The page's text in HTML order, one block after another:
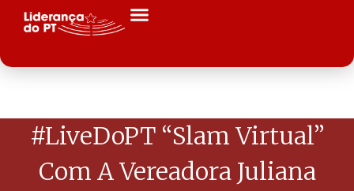
#LiveDoPT “Slam Virtual”
Com A Vereadora Juliana